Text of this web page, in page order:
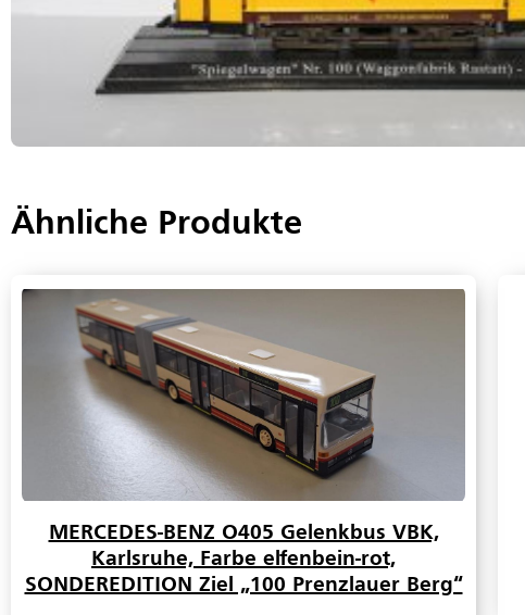
Ähnliche Produkte
MERCEDES-BENZ O405 Gelenkbus VBK,
Karlsruhe, Farbe elfenbein-rot,
SONDEREDITION Ziel „100 Prenzlauer Berg“